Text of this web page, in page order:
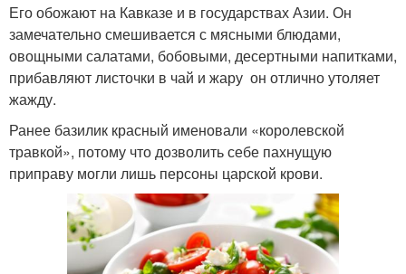
Его обожают на Кавказе и в государствах Азии. Он
замечательно смешивается с мясными блюдами,
овощными салатами, бобовыми, десертными напитками,
прибавляют листочки в чай и жару он отлично утоляет
жажду.
Ранее базилик красный именовали «королевской
травкой», потому что дозволить себе пахнущую
приправу могли лишь персоны царской крови.